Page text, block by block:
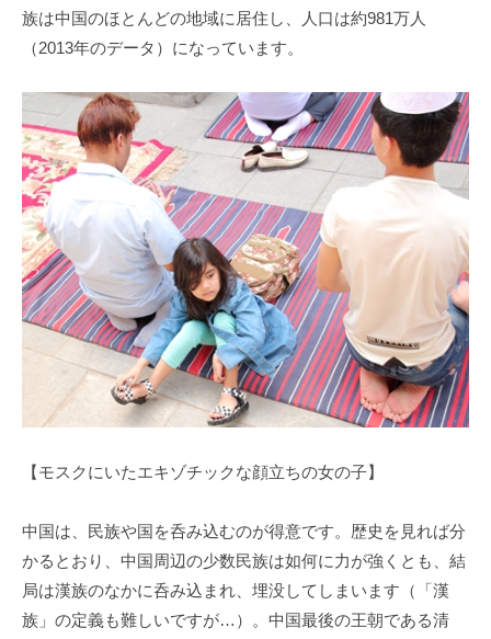
族は中国のほとんどの地域に居住し、人口は約981万人
（2013年のデータ）になっています。
【モスクにいたエキゾチックな顔立ちの女の子】
中国は、民族や国を呑み込むのが得意です。歴史を見れば分
かるとおり、中国周辺の少数民族は如何に力が強くとも、結
局は漢族のなかに呑み込まれ、埋没してしまいます（「漢
族」の定義も難しいですが…）。中国最後の王朝である清